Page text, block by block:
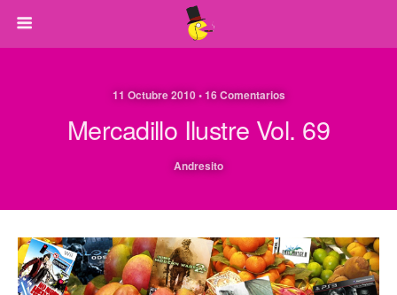
11 Octubre 2010 • 16 Comentarios
Mercadillo Ilustre Vol. 69
Andresito